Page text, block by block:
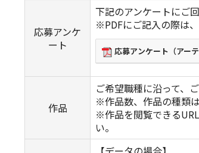
応募アンケ
ート
下記のアンケートにご
※PDFにご記入の際は
応募アンケート（アー
作品
ご希望職種に沿って、
※作品数、作品の種類は
※作品を閲覧できる
い。